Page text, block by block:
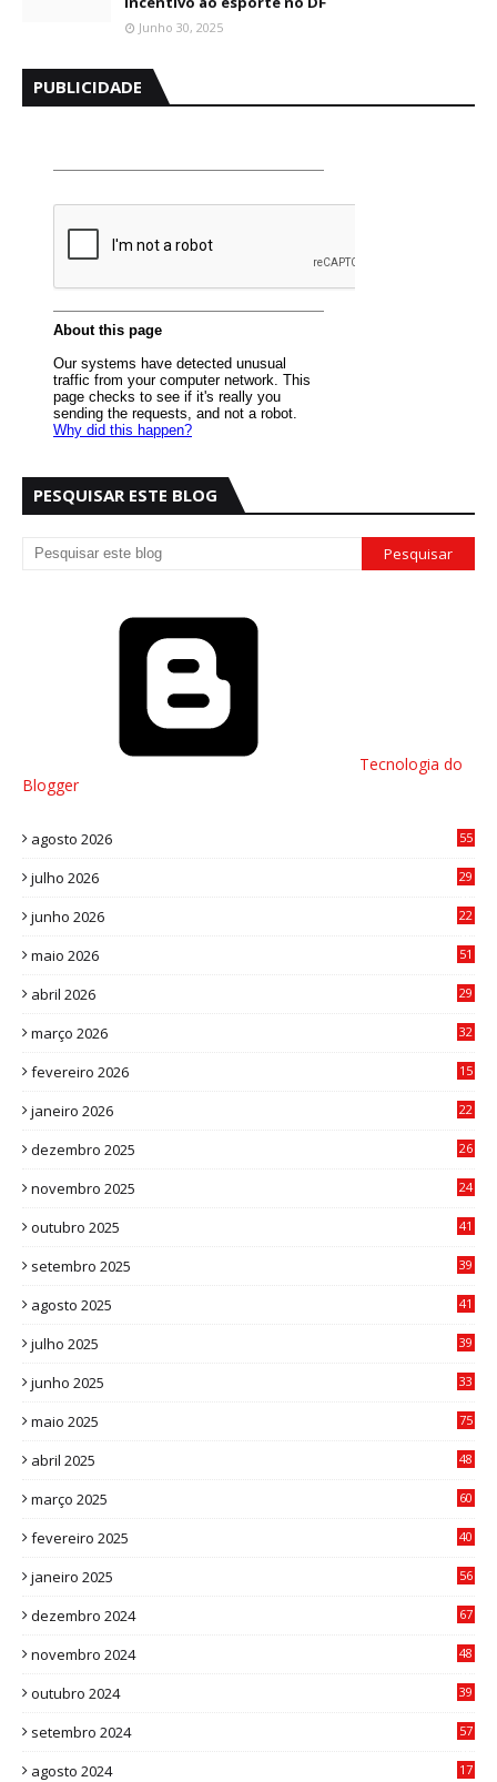
Junho 30, 2025
PUBLICIDADE
PESQUISAR ESTE BLOG
Tecnologia do
Blogger
agosto 2026 55
julho 2026
29
junho 2026
22
maio 2026
51
abril 2026
29
março 2026
32
fevereiro 2026
15
janeiro 2026
22
dezembro 2025
26
novembro 2025
24
outubro 2025
41
setembro 2025
39
agosto 2025
41
julho 2025
39
junho 2025
33
maio 2025 75
abril 2025
48
março 2025
60
fevereiro 2025
40
janeiro 2025
56
dezembro 2024
67
novembro 2024
48
outubro 2024
39
setembro 2024
57
agosto 2024
17